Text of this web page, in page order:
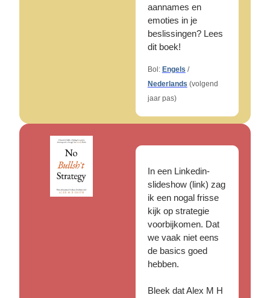
aannames en
emoties in je
beslissingen? Lees
dit boek!
Bol: Engels /
Nederlands (volgend
jaar pas)
In een Linkedin-
slideshow (link) zag
ik een nogal frisse
kijk op strategie
voorbijkomen. Dat
we vaak niet eens
de basics goed
hebben.
Bleek dat Alex M H